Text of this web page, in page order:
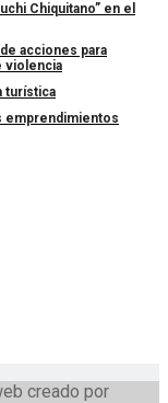
Chiquitano” en el
acciones para
violencia
turística
emprendimientos
creado por